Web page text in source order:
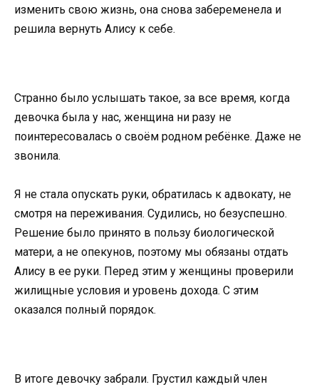
изменить свою жизнь, она снова забеременела и
решила вернуть Алису к себе.
Странно было услышать такое, за все время, когда
девочка была у нас, женщина ни разу не
поинтересовалась о своём родном ребёнке. Даже не
звонила.
Я не стала опускать руки, обратилась к адвокату, не
смотря на переживания. Судились, но безуспешно.
Решение было принято в пользу биологической
матери, а не опекунов, поэтому мы обязаны отдать
Алису в ее руки. Перед этим у женщины проверили
жилищные условия и уровень дохода. С этим
оказался полный порядок.
В итоге девочку забрали. Грустил каждый член